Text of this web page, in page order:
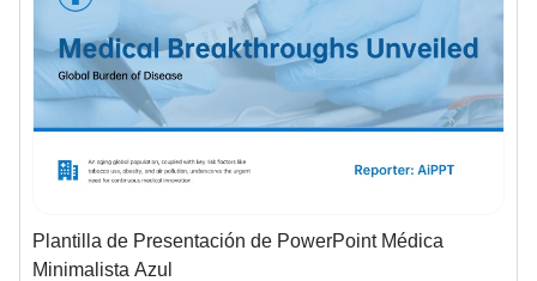
Plantilla de Presentación de PowerPoint Médica
Minimalista Azul